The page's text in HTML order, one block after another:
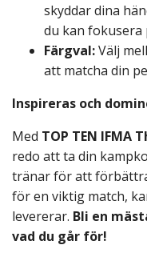
skyddar dina
du kan fokusera
Färgval:Välj
att matcha din
Inspireras och
Med TOP TEN IFMA
redo att ta din
tränar för att
för en viktig match,
levererar. Bli en
vad du går för!